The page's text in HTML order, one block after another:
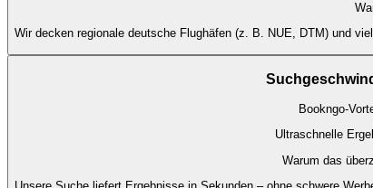
Wir decken regionale deutsche Flughäfen (z. B. NUE, DTM) und
Bookngo-
Ultraschnelle
Warum das